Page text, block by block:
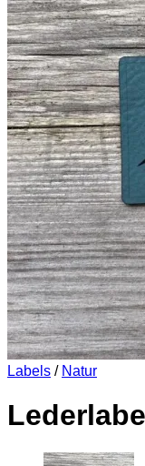
Es
Zurück
0
Warenkorb
Es befinden
Zurück zum
Labels / Natur